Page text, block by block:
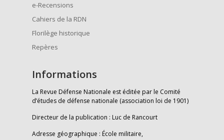
e-Recensions
Cahiers de la RDN
Florilège historique
Repères
Informations
La Revue Défense Nationale est éditée par le Comité
d’études de défense nationale (association loi de 1901)
Directeur de la publication : Luc de Rancourt
Adresse géographique : École militaire,